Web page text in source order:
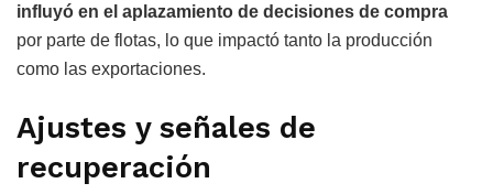
influyó en el aplazamiento de decisiones de compra
por parte de flotas, lo que impactó tanto la producción
como las exportaciones.
Ajustes y señales de
recuperación